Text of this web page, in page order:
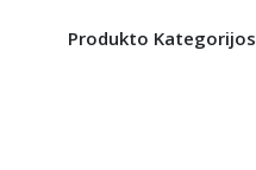
Produkto Kategorijos